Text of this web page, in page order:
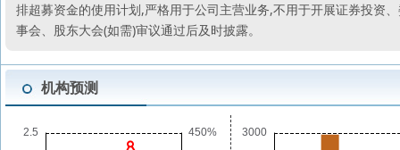
排超募资金的使用计划,严格用于公司主营业务,不用于开展证券投资
事会、股东大会(如需)审议通过后及时披露。
机构预测